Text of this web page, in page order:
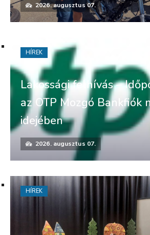
2026. augusztus 07.
Lakossági felhívás –
az OTP Mozgó Bankfiók
idejében
2026. augusztus 07.
HÍREK
HÍREK